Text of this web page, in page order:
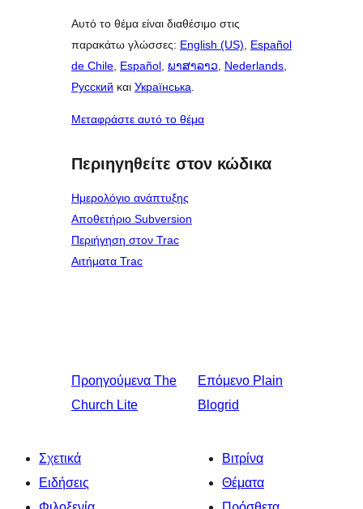
Αυτό το θέμα είναι διαθέσιμο στις
παρακάτω γλώσσες: English (US), Español
de Chile, Español, ພາສາລາວ, Nederlands,
Русский και Українська.
Μεταφράστε αυτό το θέμα
Περιηγηθείτε στον κώδικα
Ημερολόγιο ανάπτυξης
Αποθετήριο Subversion
Περιήγηση στον Trac
Αιτήματα Trac
Προηγούμενα The
Church Lite
Επόμενο Plain
Blogrid
Σχετικά
Ειδήσεις
Βιτρίνα
Θέματα